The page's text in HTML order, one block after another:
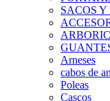
SACOS
Arneses
cabos de
Poleas
Cascos